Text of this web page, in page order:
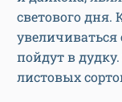
светового дня.
увеличиваться
пойдут в
листовых